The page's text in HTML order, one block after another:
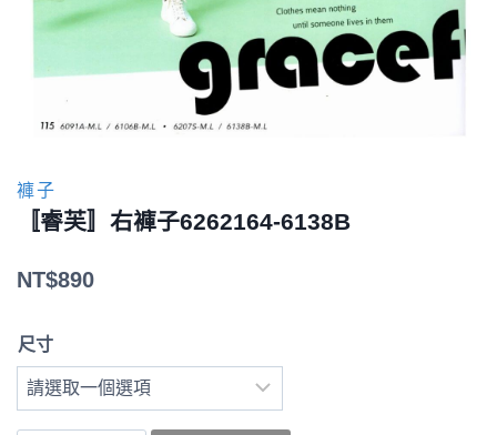
褲子
〚睿芙〛右褲子6262164-6138B
NT$890
尺寸